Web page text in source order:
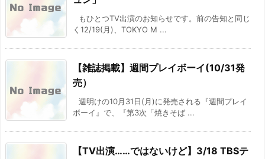
もひとつTV出演のお知らせです。前の告知と同じ
く12/19(月)、TOKYO M ...
【雑誌掲載】週間プレイボーイ(10/31発
売）
週明けの10月31日(月)に発売される『週間プレイ
ボーイ』で、『第3次「焼きそば ...
【TV出演……ではないけど】3/18 TBSテ